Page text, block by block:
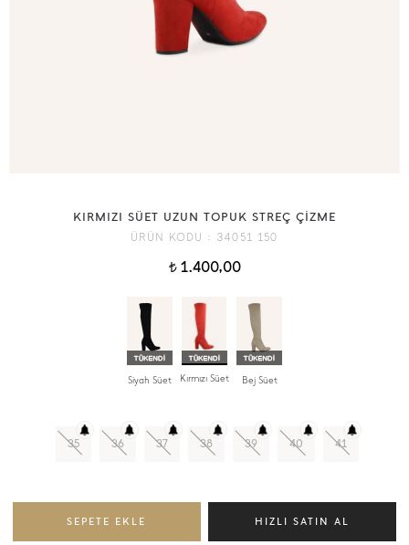
KIRMIZI SÜET UZUN TOPUK STREÇ ÇİZME
ÜRÜN KODU : 34051 150
t1.400,00
Siyah Süet Kırmızı Süet Bej Süet
35 36 37 38 39 40 41